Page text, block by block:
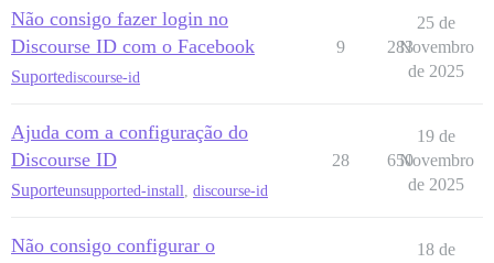
Não consigo fazer login no
Discourse ID com o Facebook
Suportediscourse-id
9 283
25 de
Novembro
de 2025
Ajuda com a configuração do
Discourse ID
Suporteunsupported-install discourse-id
28 650
19 de
Novembro
de 2025
Não consigo configurar o
18 de